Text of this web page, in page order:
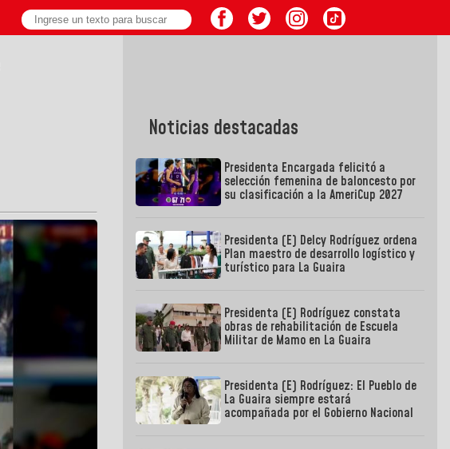
Noticias destacadas
Presidenta Encargada felicitó a
selección femenina de baloncesto por
su clasificación a la AmeriCup 2027
Presidenta (E) Delcy Rodríguez ordena
Plan maestro de desarrollo logístico y
turístico para La Guaira
Presidenta (E) Rodríguez constata
obras de rehabilitación de Escuela
Militar de Mamo en La Guaira
Presidenta (E) Rodríguez: El Pueblo de
La Guaira siempre estará
acompañada por el Gobierno Nacional